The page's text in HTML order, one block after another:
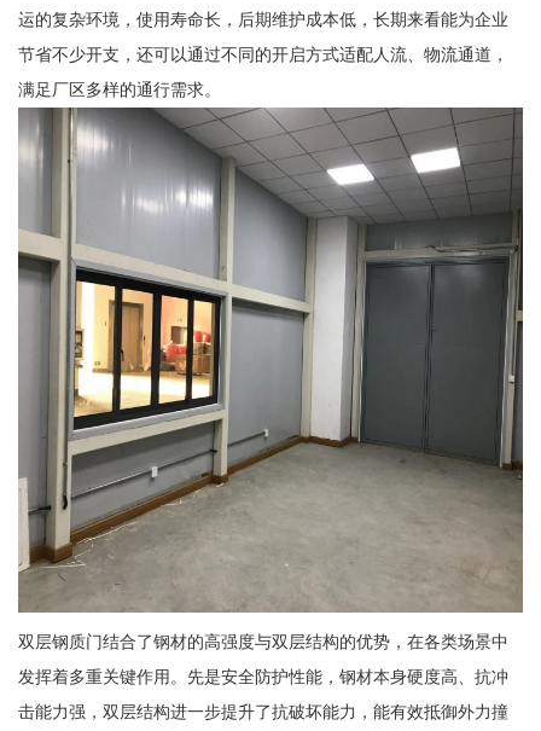
运的复杂环境，使用寿命长，后期维护成本低，长期来看能为企业
节省不少开支，还可以通过不同的开启方式适配人流、物流通道，
满足厂区多样的通行需求。
双层钢质门结合了钢材的高强度与双层结构的优势，在各类场景中
发挥着多重关键作用。先是安全防护性能，钢材本身硬度高、抗冲
击能力强，双层结构进一步提升了抗破坏能力，能有效抵御外力撞